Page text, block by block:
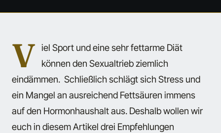
V iel Sport und eine sehr fettarme Diät
können den Sexualtrieb ziemlich
eindämmen. Schließlich schlägt sich Stress und
ein Mangel an ausreichend Fettsäuren immens
auf den Hormonhaushalt aus. Deshalb wollen wir
euch in diesem Artikel drei Empfehlungen